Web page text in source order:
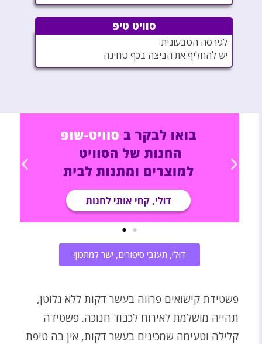
סוויט טיפ
לגירסה הטבעונית
יש להחליף את הביצה בכף טחינה
דוּלי, תעזבי סיפורים, ישר למתכון!
פשטידת קישואים פרווה בעשר דקות ללא גלוטן,
תהייה מושלמת לאירוח לכבוד חנוכה. פשטידה
קלילה וטעימה שמכינים בעשר דקות, אין בה טיפת